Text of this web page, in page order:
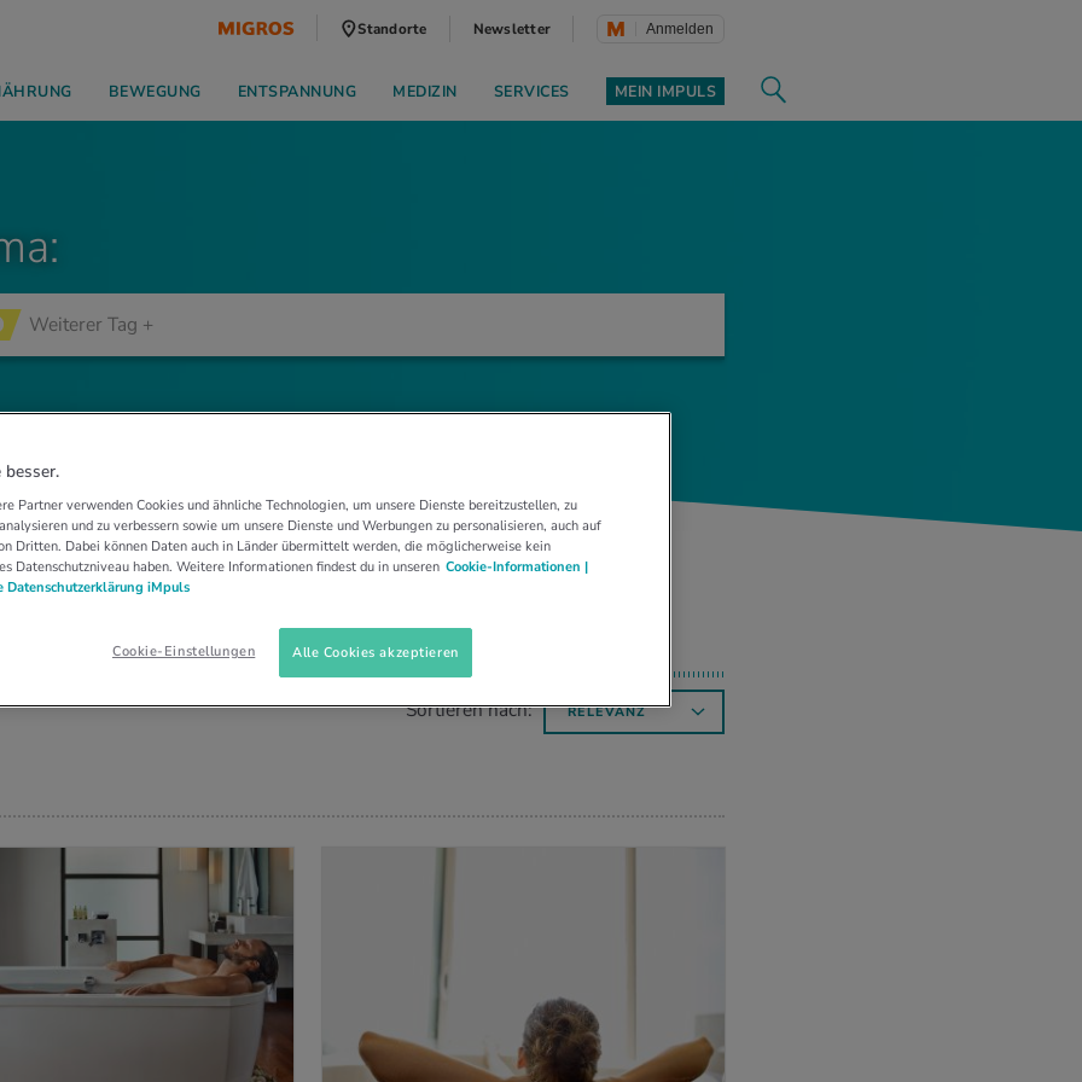
Standorte Newsletter Anmelden
BEWEGUNG ENTSPANNUNG MEDIZIN SERVICES MEIN IMPULS
Sortieren nach: RELEVANZ
besser.
Partner verwenden Cookies und ähnliche Technologien, um unsere Dienste bereitzustellen, zu
und zu verbessern sowie um unsere Dienste und Werbungen zu personalisieren, auch auf
Dritten. Dabei können Daten auch in Länder übermittelt werden, die möglicherweise kein
Datenschutzniveau haben. Weitere Informationen findest du in unseren Cookie-Informationen |
Datenschutzerklärung iMpuls
Cookie-Einstellungen Alle Cookies akzeptieren